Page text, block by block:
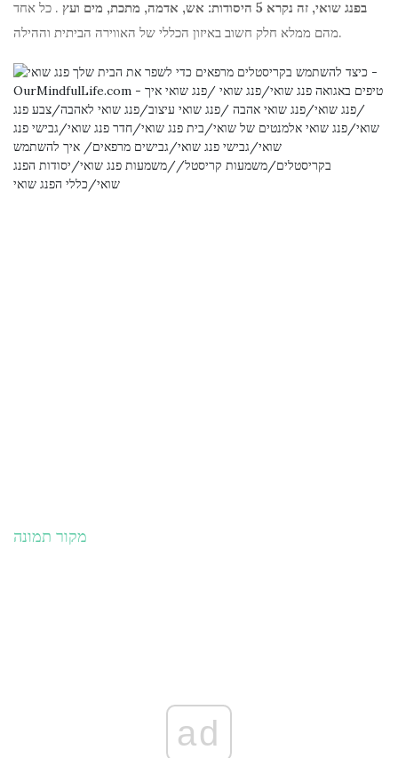
בפנג שואי, זה נקרא 5 היסודות: אש, אדמה, מתכת, מים ועץ
. כל אחד
מהם ממלא חלק חשוב באיזון הכללי של האווירה הביתית וההילה.
מקור תמונה
ad